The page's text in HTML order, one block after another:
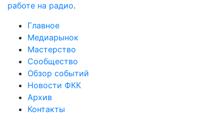
работе на радио.
Главное
Медиарынок
Мастерство
Сообщество
Обзор событий
Новости ФКК
Архив
Контакты